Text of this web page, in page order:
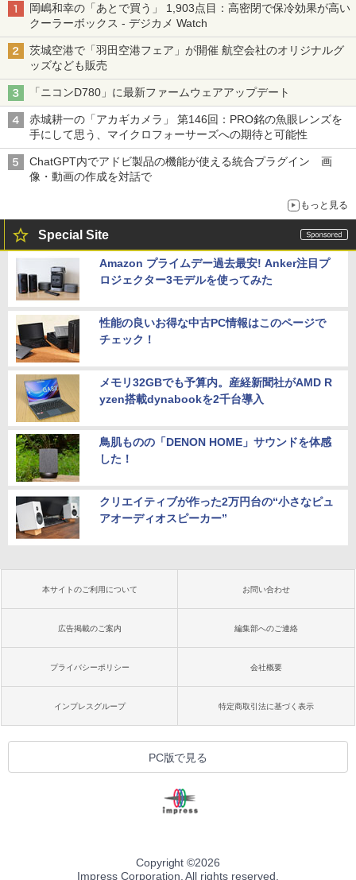
岡嶋和幸の「あとで買う」 1,903点目：高密閉で保冷効果が高い
クーラーボックス - デジカメ Watch
茨城空港で「羽田空港フェア」が開催 航空会社のオリジナルグ
ッズなども販売
「ニコンD780」に最新ファームウェアアップデート
赤城耕一の「アカギカメラ」 第146回：PRO銘の魚眼レンズを
手にして思う、マイクロフォーサーズへの期待と可能性
ChatGPT内でアドビ製品の機能が使える統合プラグイン 画
像・動画の作成を対話で
もっと見る
Special Site
Amazon プライムデー過去最安! Anker注目プ
ロジェクター3モデルを使ってみた
性能の良いお得な中古PC情報はこのページで
チェック！
メモリ32GBでも予算内。産経新聞社がAMD R
yzen搭載dynabookを2千台導入
鳥肌ものの「DENON HOME」サウンドを体感
した！
クリエイティブが作った2万円台の“小さなピュ
アオーディオスピーカー”
本サイトのご利用について お問い合わせ
広告掲載のご案内 編集部へのご連絡
プライバシーポリシー 会社概要
インプレスグループ 特定商取引法に基づく表示
PC版で見る
Copyright ©2026
Impress Corporation. All rights reserved.